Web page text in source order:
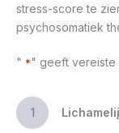
stress-score te
psychosomatiek
" *" geeft vereiste
1